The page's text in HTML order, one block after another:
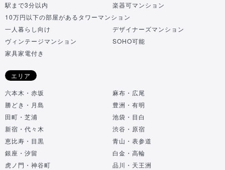
駅まで3分以内
楽器可マンション
10万円以下の部屋があるタワーマンション
一人暮らし向け
デザイナーズマンション
ヴィンテージマンション
SOHO可能
家具家電付き
エリア
六本木・赤坂
麻布・広尾
勝どき・月島
豊洲・有明
田町・芝浦
池袋・目白
新宿・代々木
渋谷・原宿
恵比寿・目黒
青山・表参道
銀座・汐留
白金・高輪
虎ノ門・神谷町
品川・天王洲